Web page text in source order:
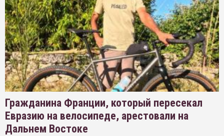
Гражданина Франции, который пересекал
Евразию на велосипеде, арестовали на
Дальнем Востоке